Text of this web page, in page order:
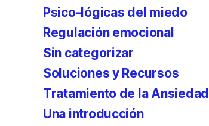
Psico-lógicas del miedo
Regulación emocional
Sin categorizar
Soluciones y Recursos
Tratamiento de la Ansiedad
Una introducción